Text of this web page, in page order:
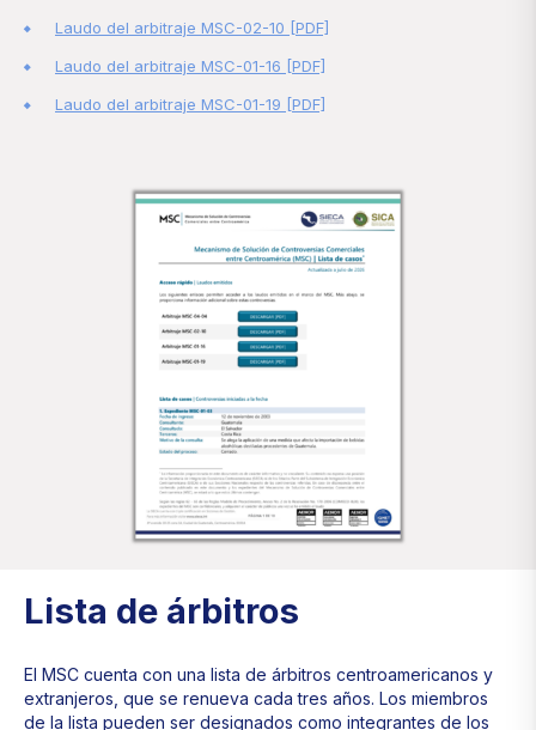
Laudo del arbitraje MSC-02-10 [PDF]
Laudo del arbitraje MSC-01-16 [PDF]
Laudo del arbitraje MSC-01-19 [PDF]
Lista de árbitros
El MSC cuenta con una lista de árbitros centroamericanos y
extranjeros, que se renueva cada tres años. Los miembros
de la lista pueden ser designados como integrantes de los